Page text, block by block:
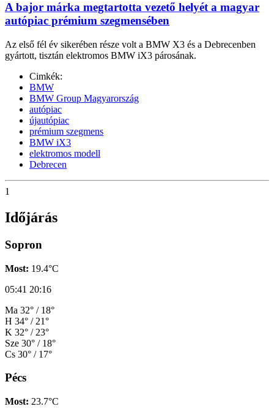
A bajor márka megtartotta vezető helyét a magyar
autópiac prémium szegmensében
Az első fél év sikerében része volt a BMW X3 és a Debrecenben
gyártott, tisztán elektromos BMW iX3 párosának.
Cimkék:
BMW
BMW Group Magyarország
autópiac
újautópiac
prémium szegmens
BMW iX3
elektromos modell
Debrecen
1
Időjárás
Sopron
Most: 19.4°C
05:41 20:16
Ma 32° / 18°
H 34° / 21°
K 32° / 23°
Sze 30° / 18°
Cs 30° / 17°
Pécs
Most: 23.7°C